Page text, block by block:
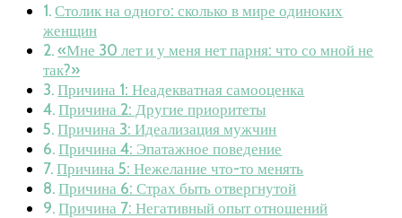
Столик на одного: сколько в мире одиноких
женщин
«Мне 30 лет и у меня нет парня: что со мной не
так?»
Причина 1: Неадекватная самооценка
Причина 2: Другие приоритеты
Причина 3: Идеализация мужчин
Причина 4: Эпатажное поведение
Причина 5: Нежелание что-то менять
Причина 6: Страх быть отвергнутой
Причина 7: Негативный опыт отношений